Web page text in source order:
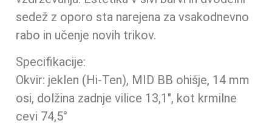
sedež z oporo sta narejena za vsakodnevno
rabo in učenje novih trikov.
Specifikacije:
Okvir: jeklen (Hi-Ten), MID BB ohišje, 14 mm
osi, dolžina zadnje vilice 13,1″, kot krmilne
cevi 74,5°